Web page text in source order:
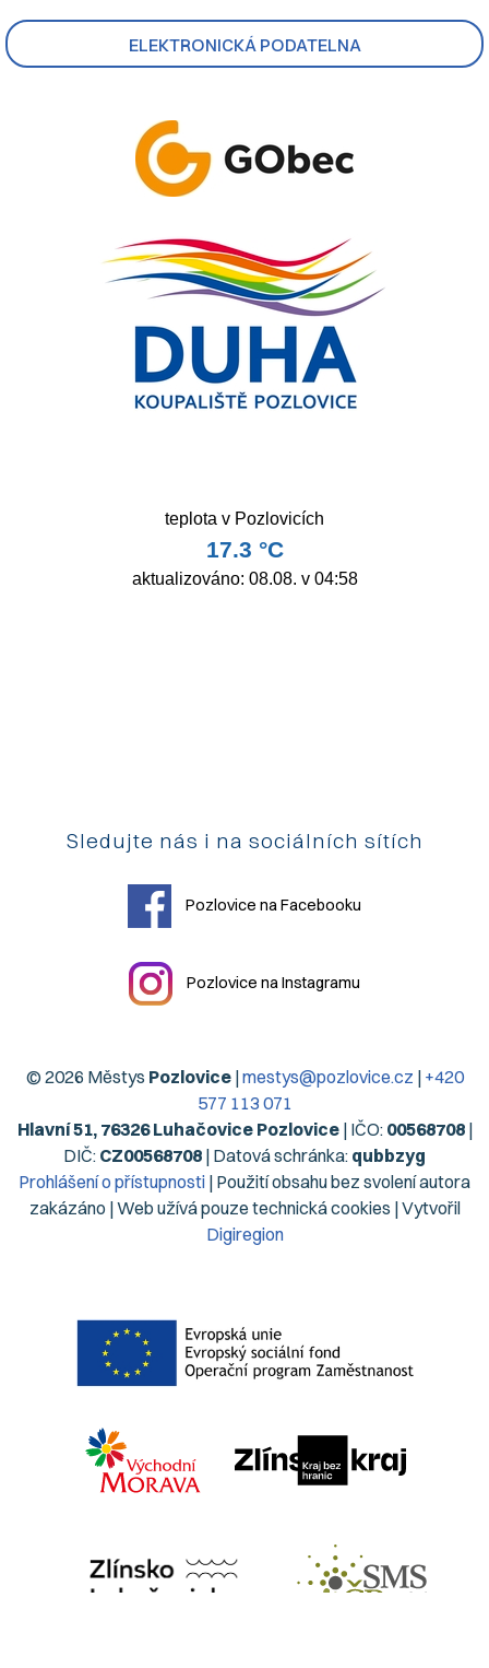
ELEKTRONICKÁ PODATELNA
Sledujte nás i na sociálních sítích
Pozlovice na Facebooku
Pozlovice na Instagramu
© 2026 Městys Pozlovice|mestys@pozlovice.cz | +420
577 113 071
Hlavní 51, 76326 Luhačovice Pozlovice| IČO: 00568708|
DIČ: CZ00568708 | Datová schránka: qubbzyg
Prohlášení o přístupnosti | Použití obsahu bez svolení autora
zakázáno | Web užívá pouze technická cookies | Vytvořil
Digiregion